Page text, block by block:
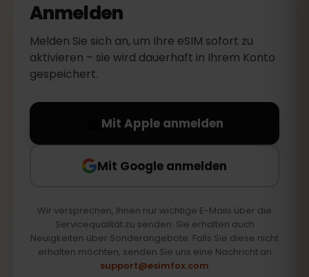
Anmelden
Melden Sie sich an, um Ihre eSIM sofort zu
aktivieren – sie wird dauerhaft in Ihrem Konto
gespeichert.
Mit Apple anmelden
Mit Google anmelden
Wir versprechen, Ihnen nur wichtige E-Mails über die
Servicequalität zu senden. Sie erhalten auch
Neuigkeiten über Sonderangebote. Falls Sie diese nicht
erhalten möchten, senden Sie uns eine Nachricht an
support@esimfox.com